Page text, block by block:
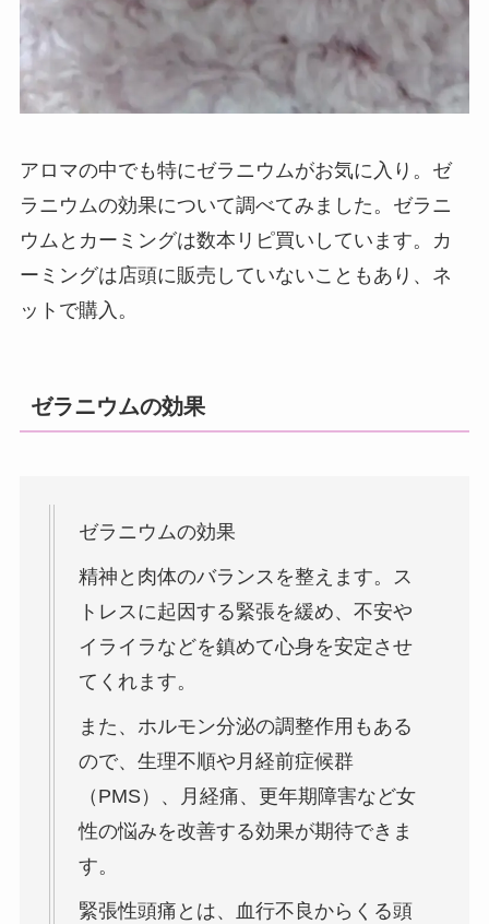
アロマの中でも特にゼラニウムがお気に入り。ゼ
ラニウムの効果について調べてみました。ゼラニ
ウムとカーミングは数本リピ買いしています。カ
ーミングは店頭に販売していないこともあり、ネ
ットで購入。
ゼラニウムの効果
ゼラニウムの効果
精神と肉体のバランスを整えます。ス
トレスに起因する緊張を緩め、不安や
イライラなどを鎮めて心身を安定させ
てくれます。
また、ホルモン分泌の調整作用もある
ので、生理不順や月経前症候群
（PMS）、月経痛、更年期障害など女
性の悩みを改善する効果が期待できま
す。
緊張性頭痛とは、血行不良からくる頭